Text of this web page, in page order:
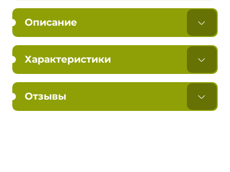
Описание
Характеристики
Отзывы